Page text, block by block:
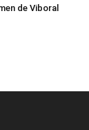
de Viboral